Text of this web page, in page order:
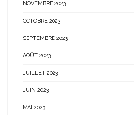
NOVEMBRE 2023
OCTOBRE 2023
SEPTEMBRE 2023
AOÛT 2023
JUILLET 2023
JUIN 2023
MAI 2023